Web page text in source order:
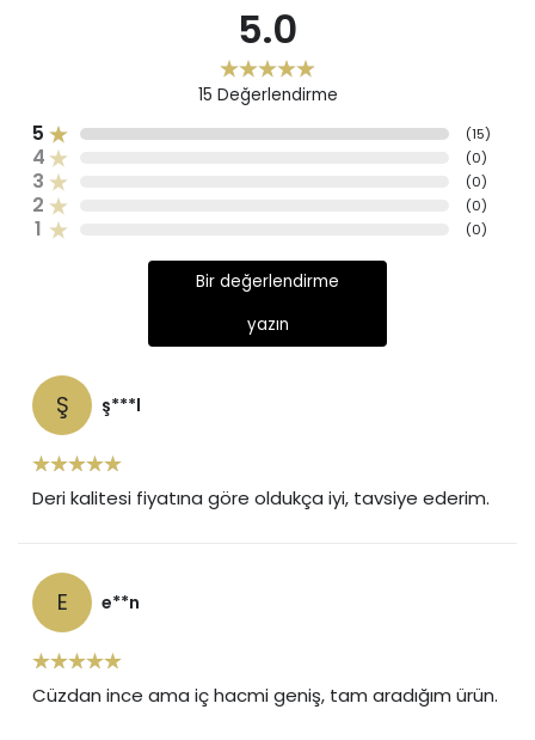
5.0
15 Değerlendirme
5 (15)
4 (0)
3 (0)
2 (0)
1 (0)
Bir değerlendirme
yazın
Ş ş***l
Deri kalitesi fiyatına göre oldukça iyi, tavsiye ederim.
E e**n
Cüzdan ince ama iç hacmi geniş, tam aradığım ürün.